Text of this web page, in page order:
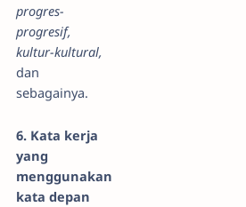
progres-
progresif,
kultur-kultural,
dan
sebagainya.
6. Kata kerja
yang
menggunakan
kata depan